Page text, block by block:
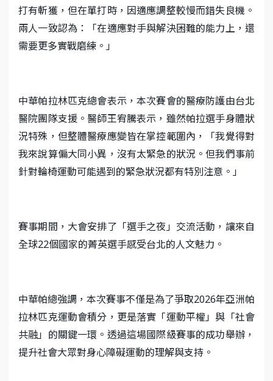
打有斬獲，但在單打時，因適應調整較慢而錯失良機。
兩人一致認為：「在適應對手與解決困難的能力上，還
需要更多實戰磨練。」
中華帕拉林匹克總會表示，本次賽會的醫療防護由台北
醫院團隊支援。醫師王宥騰表示，雖然帕拉選手身體狀
況特殊，但整體醫療應變皆在掌控範圍內，「我覺得對
我來說算偏大同小異，沒有太緊急的狀況。但我們事前
針對輪椅運動可能遇到的緊急狀況都有特別注意。」
賽事期間，大會安排了「選手之夜」交流活動，讓來自
全球22個國家的菁英選手感受台北的人文魅力。
中華帕總強調，本次賽事不僅是為了爭取2026年亞洲帕
拉林匹克運動會積分，更是落實「運動平權」與「社會
共融」的關鍵一環。透過這場國際級賽事的成功舉辦，
提升社會大眾對身心障礙運動的理解與支持。